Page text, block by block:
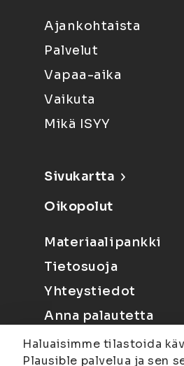
Ajankohtaista
Palvelut
Vapaa-aika
Vaikuta
Mikä ISYY
Sivukartta
Oikopolut
Materiaalipankki
Tietosuoja
Yhteystiedot
Anna palautetta
Haluaisimme tilastoida
Plausible palvelua ja sen